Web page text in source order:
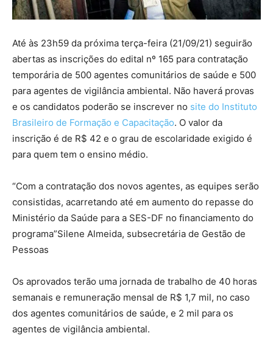
Até às 23h59 da próxima terça-feira (21/09/21) seguirão
abertas as inscrições do edital nº 165 para contratação
temporária de 500 agentes comunitários de saúde e 500
para agentes de vigilância ambiental. Não haverá provas
e os candidatos poderão se inscrever no site do Instituto
Brasileiro de Formação e Capacitação. O valor da
inscrição é de R$ 42 e o grau de escolaridade exigido é
para quem tem o ensino médio.
“Com a contratação dos novos agentes, as equipes serão
consistidas, acarretando até em aumento do repasse do
Ministério da Saúde para a SES-DF no financiamento do
programa”Silene Almeida, subsecretária de Gestão de
Pessoas
Os aprovados terão uma jornada de trabalho de 40 horas
semanais e remuneração mensal de R$ 1,7 mil, no caso
dos agentes comunitários de saúde, e 2 mil para os
agentes de vigilância ambiental.